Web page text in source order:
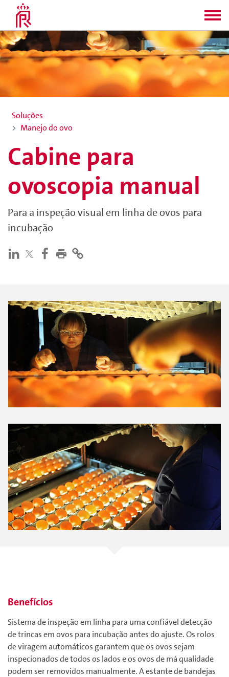
Soluções
Manejo do ovo
Cabine para
ovoscopia manual
Para a inspeção visual em linha de ovos para
incubação
Benefícios
Sistema de inspeção em linha para uma confiável detecção
de trincas em ovos para incubação antes do ajuste. Os rolos
de viragem automáticos garantem que os ovos sejam
inspecionados de todos os lados e os ovos de má qualidade
podem ser removidos manualmente. A estante de bandejas